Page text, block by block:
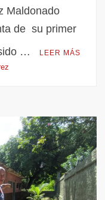
Maldonado
de su primer
…
LEER MÁS